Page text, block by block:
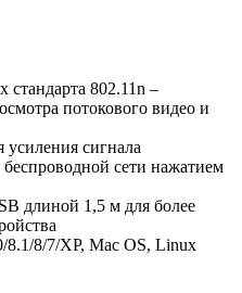
стандарта 802.11n –
потокового видео и
сигнала
сети нажатием
длиной 1,5 м для более
8/7/XP, Mac OS, Linux